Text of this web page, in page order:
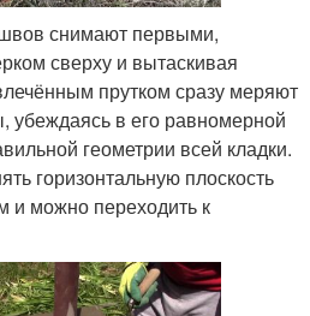
снимают первыми,
сверху и вытаскивая
прутком сразу меряют
убеждаясь в его равномерной
геометрии всей кладки.
горизонтальную плоскость
и можно переходить к